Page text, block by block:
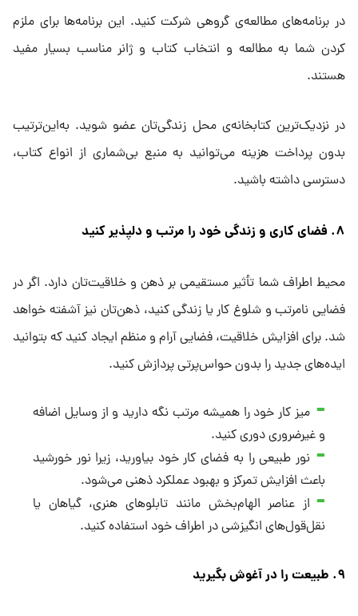
در برنامه‌های مطالعه‌ی گروهی شرکت کنید. این برنامه‌ها برای ملزم
کردن شما به مطالعه و انتخاب کتاب و ژانر مناسب بسیار مفید
هستند.
در نزدیک‌ترین کتابخانه‌ی محل زندگی‌تان عضو شوید. به‌این‌ترتیب
بدون پرداخت هزینه می‌توانید به منبع بی‌شماری از انواع کتاب،
دسترسی داشته باشید.
۸. فضای کاری و زندگی خود را مرتب و دلپذیر کنید
محیط اطراف شما تأثیر مستقیمی بر ذهن و خلاقیت‌تان دارد. اگر در
فضایی نامرتب و شلوغ کار یا زندگی کنید، ذهن‌تان نیز آشفته خواهد
شد. برای افزایش خلاقیت، فضایی آرام و منظم ایجاد کنید که بتوانید
ایده‌های جدید را بدون حواس‌پرتی پردازش کنید.
میز کار خود را همیشه مرتب نگه دارید و از وسایل اضافه
و غیرضروری دوری کنید.
نور طبیعی را به فضای کار خود بیاورید، زیرا نور خورشید
باعث افزایش تمرکز و بهبود عملکرد ذهنی می‌شود.
از عناصر الهام‌بخش مانند تابلوهای هنری، گیاهان یا
نقل‌قول‌های انگیزشی در اطراف خود استفاده کنید.
۹. طبیعت را در آغوش بگیرید